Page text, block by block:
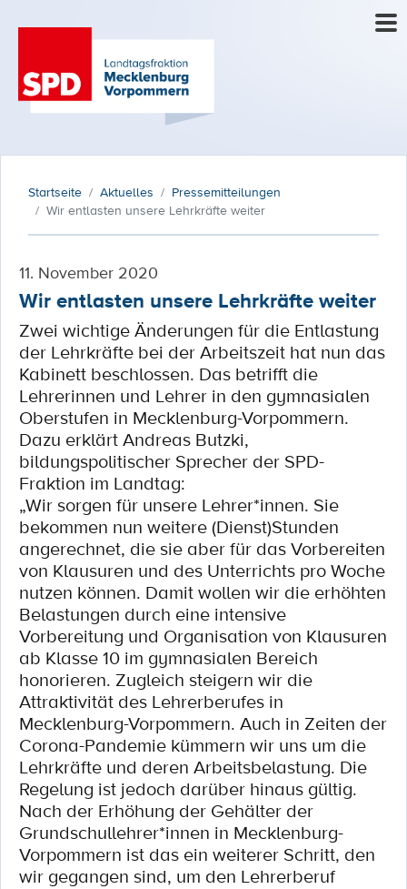
Startseite Aktuelles
Pressemitteilungen
Wir entlasten unsere Lehrkräfte weiter
11. November 2020
Wir entlasten unsere Lehrkräfte weiter
Zwei wichtige Änderungen für die Entlastung
der Lehrkräfte bei der Arbeitszeit hat nun das
Kabinett beschlossen. Das betrifft die
Lehrerinnen und Lehrer in den gymnasialen
Oberstufen in Mecklenburg-Vorpommern.
Dazu erklärt Andreas Butzki,
bildungspolitischer Sprecher der SPD-
Fraktion im Landtag:
„Wir sorgen für unsere Lehrer*innen. Sie
bekommen nun weitere (Dienst)Stunden
angerechnet, die sie aber für das Vorbereiten
von Klausuren und des Unterrichts pro Woche
nutzen können. Damit wollen wir die erhöhten
Belastungen durch eine intensive
Vorbereitung und Organisation von Klausuren
ab Klasse 10 im gymnasialen Bereich
honorieren. Zugleich steigern wir die
Attraktivität des Lehrerberufes in
Mecklenburg-Vorpommern. Auch in Zeiten der
Corona-Pandemie kümmern wir uns um die
Lehrkräfte und deren Arbeitsbelastung. Die
Regelung ist jedoch darüber hinaus gültig.
Nach der Erhöhung der Gehälter der
Grundschullehrer*innen in Mecklenburg-
Vorpommern ist das ein weiterer Schritt, den
wir gegangen sind, um den Lehrerberuf